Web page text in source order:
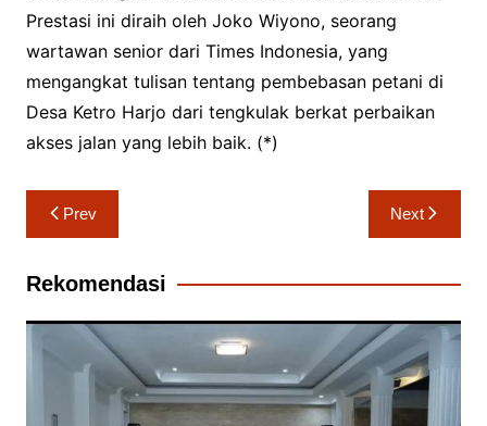
Prestasi ini diraih oleh Joko Wiyono, seorang
wartawan senior dari Times Indonesia, yang
mengangkat tulisan tentang pembebasan petani di
Desa Ketro Harjo dari tengkulak berkat perbaikan
akses jalan yang lebih baik. (*)
Navigasi
pos
Prev Next
Rekomendasi